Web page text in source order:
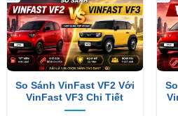
So Sánh VinFast VF2 Với
VinFast VF3 Chi Tiết